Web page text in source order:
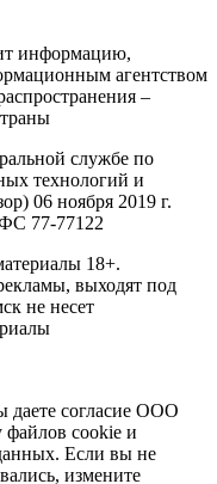
информацию,
агентством
–
службе по
технологий и
06 ноября 2019 г.
77-77122
18+.
выходят под
не несет
даете согласие ООО
файлов cookie и
Если вы не
измените